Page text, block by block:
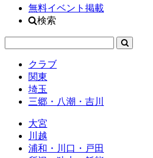
無料イベント掲載
検索
クラブ
関東
埼玉
三郷・八潮・吉川
大宮
川越
浦和・川口・戸田